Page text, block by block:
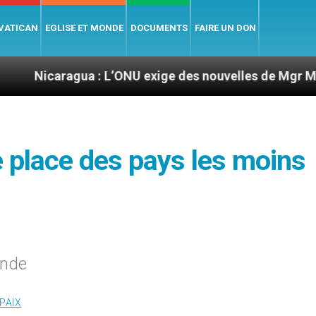
EGLISE ET MONDE DOCUMENTS FAIRE UN DON
: L’ONU exige des nouvelles de Mgr Mata
des pays les moins